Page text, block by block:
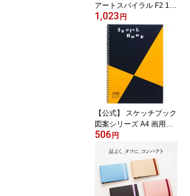
アートスパイラル F2 19
2×245mm 画用紙厚口 24
枚 S312 マルマン 【ゆう
パケット1点まで】 ※発
送2点以上は宅配便
1,023 円
【公式】 スケッチブック
図案シリーズ A4 画用紙
並口 S131 マルマン 【ゆ
発送2点以上は宅配便
506 円